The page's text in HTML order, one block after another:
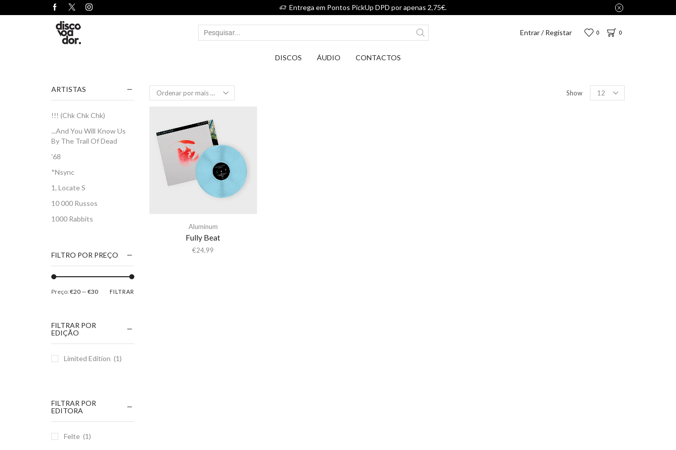
Entrega em Pontos PickUp DPD por apenas 2,75€.
Entrar / Registar 0 0
DISCOS ÁUDIO CONTACTOS
Show
Aluminum
Fully Beat
€24,99
ARTISTAS
!!! (Chk Chk Chk)
...And You Will Know Us
By The Trail Of Dead
'68
*Nsync
1, Locate S
10 000 Russos
1000 Rabbits
5 Seconds Of Summer
50 Foot Wave
65daysofstatic
7038634357
81355
90 Day Men
A Place to Bury
Strangers
A Song For You
FILTRO POR PREÇO
FILTRAR
Preço:€20 — €30
FILTRAR POR
EDIÇÃO
Limited Edition (1)
FILTRAR POR
EDITORA
Felte (1)